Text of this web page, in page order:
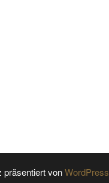
präsentiert vonWordPress